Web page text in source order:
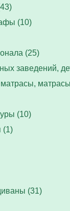
(10)
(25)
заведений,
(10)
(1)
(31)